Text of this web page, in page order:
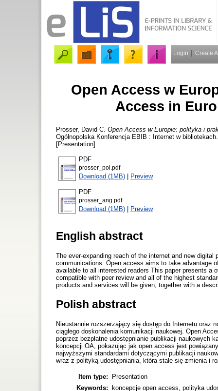
Login Create
Open Access w
Access in
Prosser, David C. Open Access w Europie: polityka i
Ogólnopolska Konferencja EBIB : Internet w
[Presentation]
PDF
prosser_pol.pdf
Download (1MB) | Preview
PDF
prosser_ang.pdf
Download (1MB) | Preview
English abstract
The ever-expanding reach of the internet and new
communications. Open access aims to take advantage
available to all interested readers This paper presents
compatible with peer review and all of the highest
products and services will be given, together with a
Polish abstract
Nieustannie rozszerzający się dostęp do Internetu oraz
ciągłego doskonalenia komunikacji naukowej. Open
poprzez bezpłatne udostępnianie publikacji naukowych
koncepcji OA, pokazując jak open access jest
najwyższymi standardami dotyczącymi publikacji
wraz z polityką udostępniania, która stale się zmienia i
Item type:
Presentation
Keywords:
koncepcje open access, polityka